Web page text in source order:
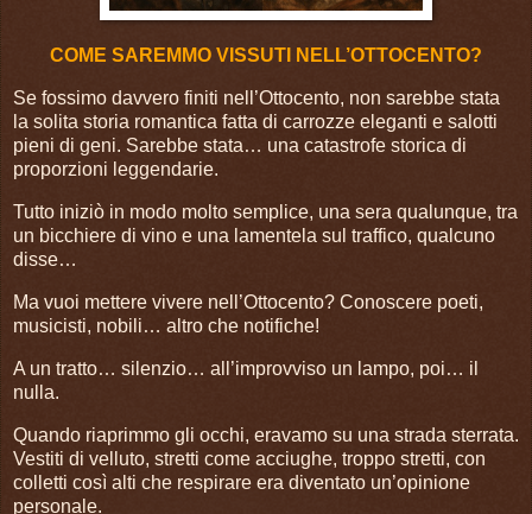
COME SAREMMO VISSUTI NELL’OTTOCENTO?
Se fossimo davvero finiti nell’Ottocento, non sarebbe stata
la solita storia romantica fatta di carrozze eleganti e salotti
pieni di geni. Sarebbe stata… una catastrofe storica di
proporzioni leggendarie.
Tutto iniziò in modo molto semplice, una sera qualunque, tra
un bicchiere di vino e una lamentela sul traffico, qualcuno
disse…
Ma vuoi mettere vivere nell’Ottocento? Conoscere poeti,
musicisti, nobili… altro che notifiche!
A un tratto… silenzio… all’improvviso un lampo, poi… il
nulla.
Quando riaprimmo gli occhi, eravamo su una strada sterrata.
Vestiti di velluto, stretti come acciughe, troppo stretti, con
colletti così alti che respirare era diventato un’opinione
personale.